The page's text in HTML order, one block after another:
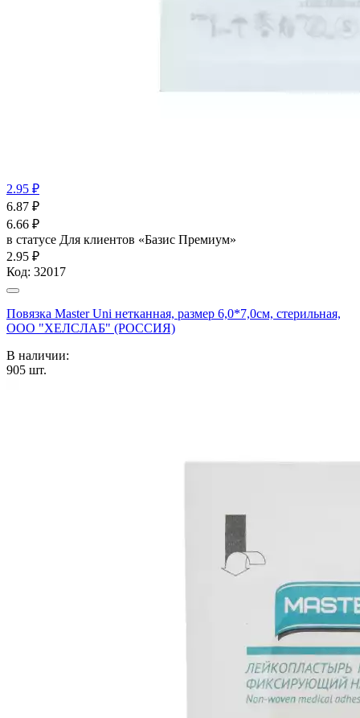
2.95 ₽
6.87 ₽
6.66 ₽
в статусе Для клиентов «Базис Премиум»
2.95 ₽
Код: 32017
Повязка Master Uni нетканная, размер 6,0*7,0см, стерильная,
ООО "ХЕЛСЛАБ" (РОССИЯ)
В наличии:
905 шт.